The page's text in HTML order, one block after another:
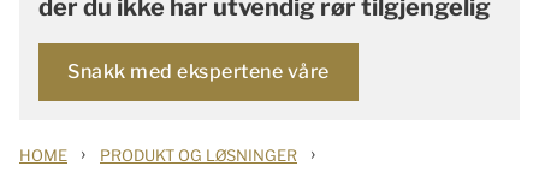
der du ikke har utvendig rør tilgjengelig
Snakk med ekspertene våre
HOME › PRODUKT OG LØSNINGER ›